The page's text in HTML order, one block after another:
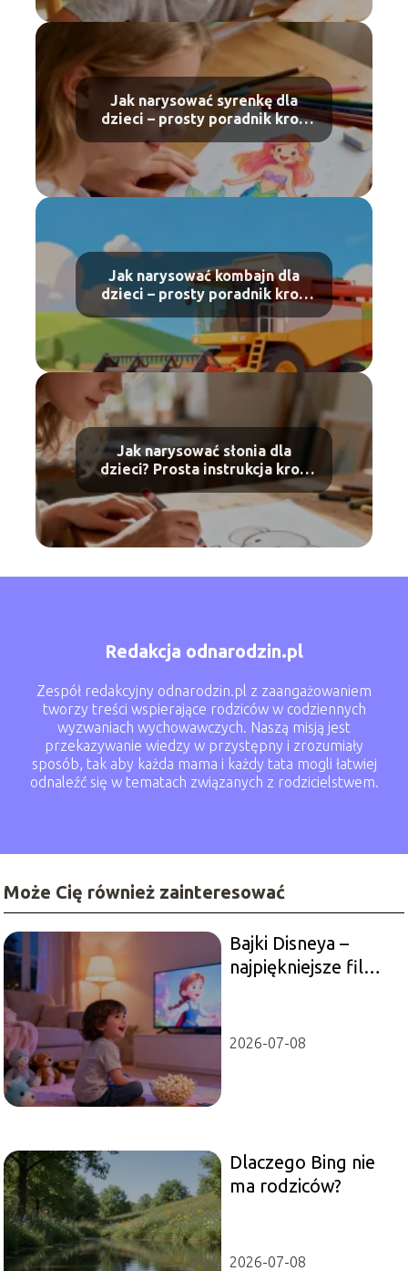
Jak narysować syrenkę dla
dzieci – prosty poradnik krok
po kroku
Jak narysować kombajn dla
dzieci – prosty poradnik krok
po kroku
Jak narysować słonia dla
dzieci? Prosta instrukcja krok
po kroku
Redakcja odnarodzin.pl
Zespół redakcyjny odnarodzin.pl z zaangażowaniem
tworzy treści wspierające rodziców w codziennych
wyzwaniach wychowawczych. Naszą misją jest
przekazywanie wiedzy w przystępny i zrozumiały
sposób, tak aby każda mama i każdy tata mogli łatwiej
odnaleźć się w tematach związanych z rodzicielstwem.
Może Cię również zainteresować
Bajki Disneya –
najpiękniejsze filmy
2026-07-08
Dlaczego Bing nie
ma rodziców?
2026-07-08